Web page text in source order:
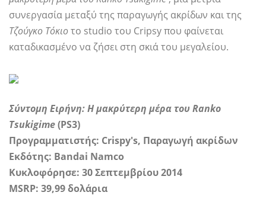
συνεργασία μεταξύ της παραγωγής ακρίδων και της
Τζούγκο Τόκιοτο studio του Cripsy που φαίνεται
καταδικασμένο να ζήσει στη σκιά του μεγαλείου.
Σύντομη Ειρήνη: Η μακρύτερη μέρα του Ranko
Tsukigime(PS3)
Προγραμματιστής: Crispy's, Παραγωγή ακρίδων
Εκδότης: Bandai Namco
Κυκλοφόρησε: 30 Σεπτεμβρίου 2014
MSRP: 39,99 δολάρια